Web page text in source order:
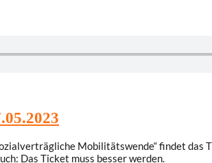
Mobilitätswende“ findet
Das Ticket muss besser werden.